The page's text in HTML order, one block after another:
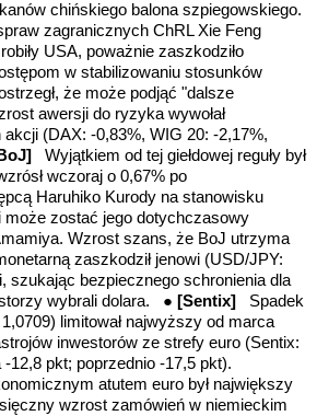
chińskiego balona szpiegowskiego.
zagranicznych ChRL Xie Feng
USA, poważnie zaszkodziło
w stabilizowaniu stosunków
że może podjąć "dalsze
awersji do ryzyka wywołał
(DAX: -0,83%, WIG 20: -2,17%,
Wyjątkiem od tej giełdowej reguły był
wczoraj o 0,67% po
Haruhiko Kurody na stanowisku
może zostać jego dotychczasowy
Wzrost szans, że BoJ utrzyma
zaszkodził jenowi (USD/JPY:
szukając bezpiecznego schronienia dla
wybrali dolara. ● [Sentix] Spadek
limitował najwyższy od marca
inwestorów ze strefy euro (Sentix:
12,8 pkt; poprzednio -17,5 pkt).
atutem euro był największy
wzrost zamówień w niemieckim